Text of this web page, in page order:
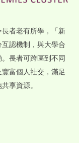
者老有所學，「新
認機制，與大學合
長者可跨區到不同
富個人社交，滿足
享資源。